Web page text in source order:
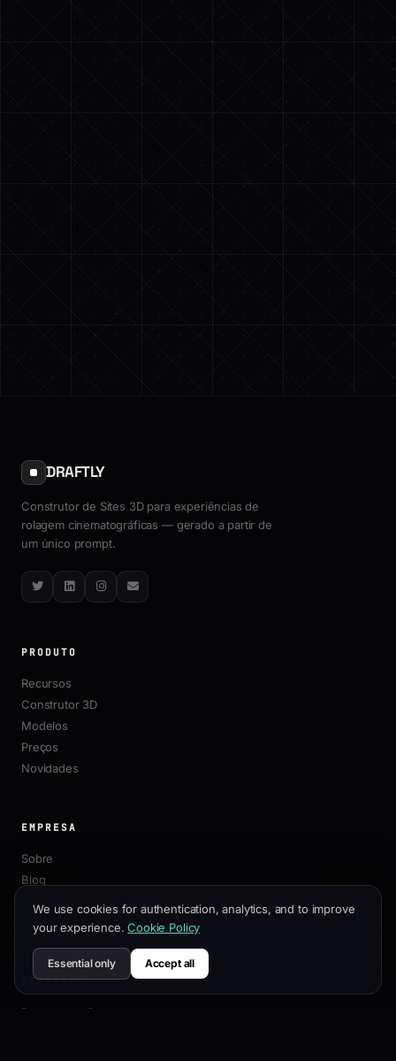
DRAFTLY
Construtor de Sites 3D para experiências de
rolagem cinematográficas — gerado a partir de
um único prompt.
TwitterLinkedInInstagram
Email
PRODUTO
Recursos
Construtor 3D
Modelos
Preços
Novidades
EMPRESA
Sobre
Blog
Contato
RECURSOS
Documentação
We use cookies for authentication, analytics, and to improve
your experience. Cookie Policy
Essential only Accept all